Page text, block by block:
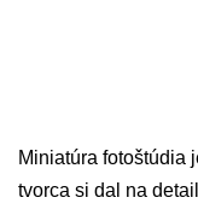
Miniatúra fotoštúdia
tvorca si dal na